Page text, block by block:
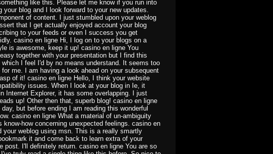
like this. Please let me know if you run into
your blog and I look forward to your new updates.
of content. I just stumbled upon your weblog
that I get actually enjoyed account your blog
to your feeds or even I success you get
casino en ligne Hi, I log on to your blogs on a
is awesome, keep it up! casino en ligne You
together with your presentation but I find this
I feel I'd by no means understand. It seems too
me. I am having a look ahead on your subsequent
of it! casino en ligne Hello, I think your website
issues. When I look at your blog in Ie, it
Internet Explorer, it has some overlapping. I just
up! Other then that, superb blog! casino en ligne
but before ending I am reading this wonderful
casino en ligne What a material of un-ambiguity
know-how concerning unexpected feelings. casino en
your weblog using msn. This is a really smartly
it and come back to learn extra of your
post. I'll definitely return. casino en ligne You are so